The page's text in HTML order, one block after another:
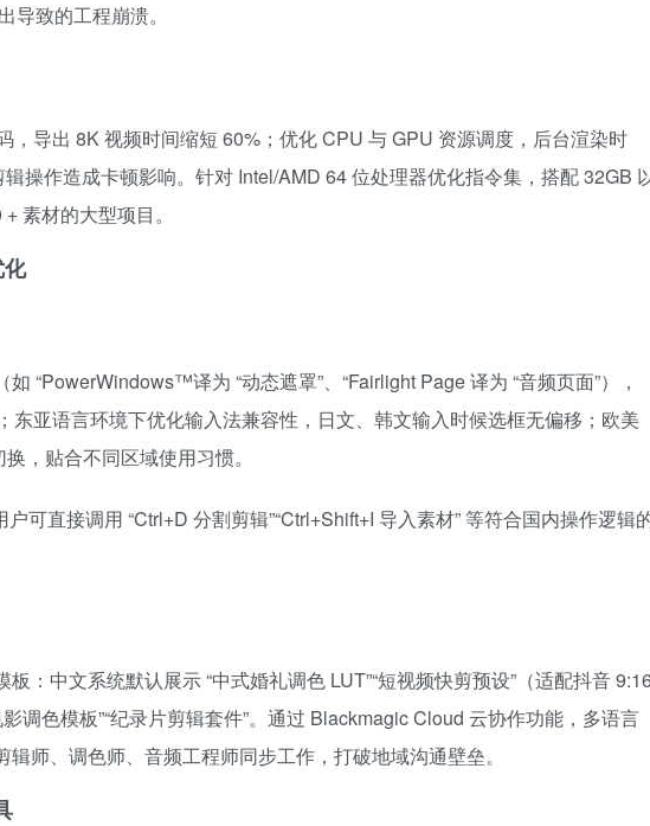
导致的工程崩溃。
，导出 8K 视频时间缩短 60%；优化 CPU 与 GPU 资源调度，后台渲染时
操作造成卡顿影响。针对 Intel/AMD 64 位处理器优化指令集，搭配 32GB
素材的大型项目。
化
“PowerWindows™译为 “动态遮罩”、“Fairlight Page 译为 “音频页面”），
东亚语言环境下优化输入法兼容性，日文、韩文输入时候选框无偏移；欧美
，贴合不同区域使用习惯。
可直接调用 “Ctrl+D 分割剪辑”“Ctrl+Shift+I 导入素材” 等符合国内操作逻辑
：中文系统默认展示 “中式婚礼调色 LUT”“短视频快剪预设”（适配抖音
调色模板”“纪录片剪辑套件”。通过 Blackmagic Cloud 云协作功能，多语言
师、调色师、音频工程师同步工作，打破地域沟通壁垒。